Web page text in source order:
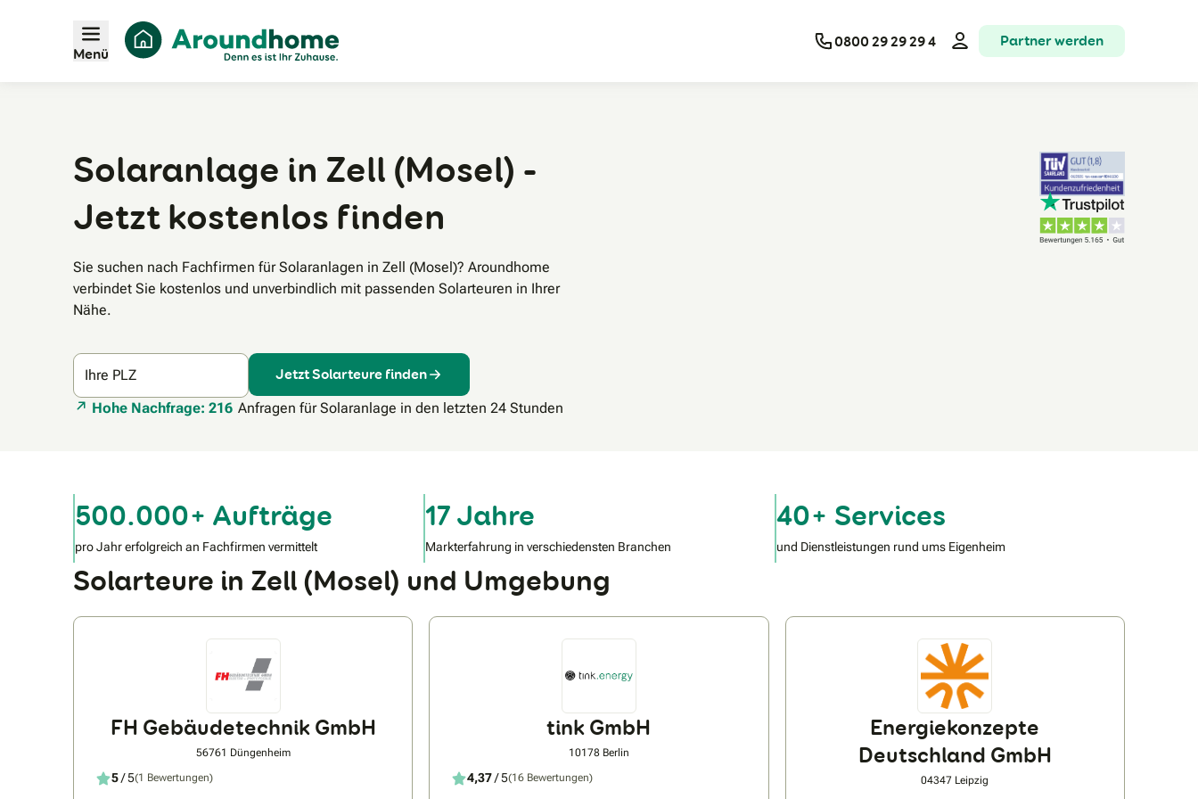
Menü
0800 29 29 29 4 Partner werden
Solaranlage in Zell (Mosel) -
Jetzt kostenlos finden
Sie suchen nach Fachfirmen für Solaranlagen in Zell (Mosel)? Aroundhome
verbindet Sie kostenlos und unverbindlich mit passenden Solarteuren in Ihrer
Nähe.
Ihre PLZ Jetzt Solarteure finden
Hohe Nachfrage: 216 Anfragen für Solaranlage in den letzten 24 Stunden
500.000+ Aufträge
pro Jahr erfolgreich an Fachfirmen vermittelt
17 Jahre
Markterfahrung in verschiedensten Branchen
40+ Services
und Dienstleistungen rund ums Eigenheim
Solarteure in Zell (Mosel) und Umgebung
FH Gebäudetechnik GmbH
56761 Düngenheim
5/ 5(1 Bewertungen)
tink GmbH
10178 Berlin
4,37/ 5(16 Bewertungen)
Energiekonzepte
Deutschland GmbH
04347 Leipzig